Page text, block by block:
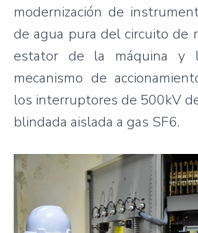
modernización de
de agua pura del circuito de
estator de la máquina y
mecanismo de
los interruptores de 500kV
blindada aislada a gas SF6.